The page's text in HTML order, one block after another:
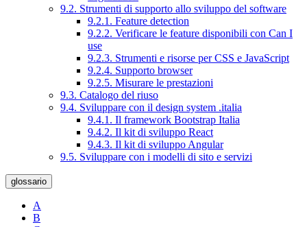
9.2. Strumenti di supporto allo sviluppo del software
9.2.1. Feature detection
9.2.2. Verificare le feature disponibili con Can I
use
9.2.3. Strumenti e risorse per CSS e JavaScript
9.2.4. Supporto browser
9.2.5. Misurare le prestazioni
9.3. Catalogo del riuso
9.4. Sviluppare con il design system .italia
9.4.1. Il framework Bootstrap Italia
9.4.2. Il kit di sviluppo React
9.4.3. Il kit di sviluppo Angular
9.5. Sviluppare con i modelli di sito e servizi
glossario
A
B